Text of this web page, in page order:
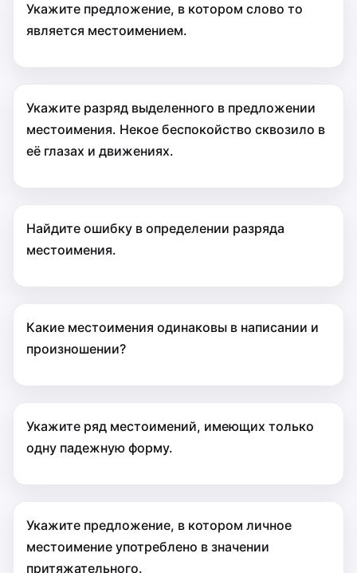
Укажите предложение, в котором слово то
является местоимением.
Укажите разряд выделенного в предложении
местоимения. Некое беспокойство сквозило в
её глазах и движениях.
Найдите ошибку в определении разряда
местоимения.
Какие местоимения одинаковы в написании и
произношении?
Укажите ряд местоимений, имеющих только
одну падежную форму.
Укажите предложение, в котором личное
местоимение употреблено в значении
притяжательного.